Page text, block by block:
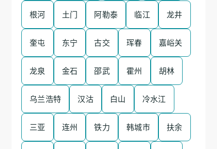
根河 土门 阿勒泰 临江 龙井
奎屯 东宁 古交 珲春 嘉峪关
龙泉 金石 邵武 霍州 胡林
乌兰浩特 汉沽 白山 冷水江
三亚 连州 铁力 韩城市 扶余